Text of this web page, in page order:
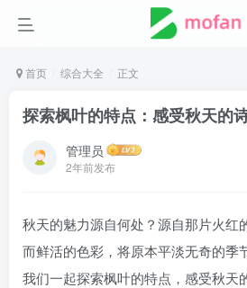
首页 综合大全 正文
探索枫叶的特点：感受秋天的
管理员
2年前发布
秋天的魅力源自何处？源自那片火红
而鲜活的色彩，将原本平淡无奇的季
我们一起探索枫叶的特点，感受秋天